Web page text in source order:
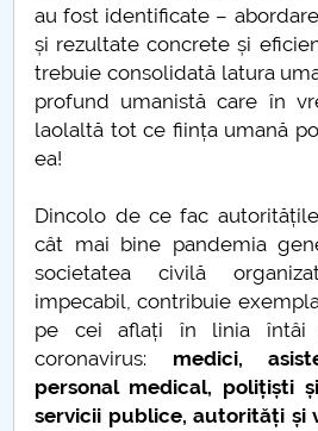
au fost identificate –
și rezultate concrete și
trebuie consolidată latura
profund umanistă care în
laolaltă tot ce ființa umană
ea!
Dincolo de ce fac
cât mai bine pandemia
societatea civilă
impecabil, contribuie
pe cei aflați în linia
coronavirus: medici,
personal medical, polițiști
servicii publice, autorități și